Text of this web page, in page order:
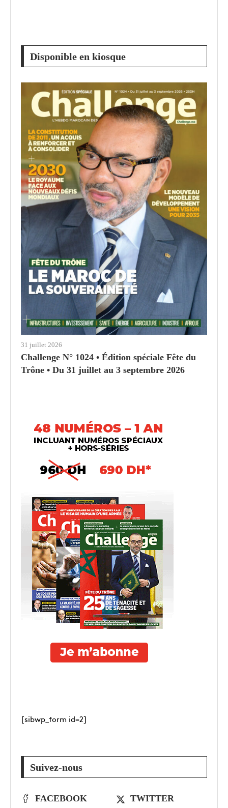
Disponible en kiosque
31 juillet 2026
Challenge N° 1024 • Édition spéciale Fête du
Trône • Du 31 juillet au 3 septembre 2026
[sibwp_form id=2]
Suivez-nous
FACEBOOK TWITTER